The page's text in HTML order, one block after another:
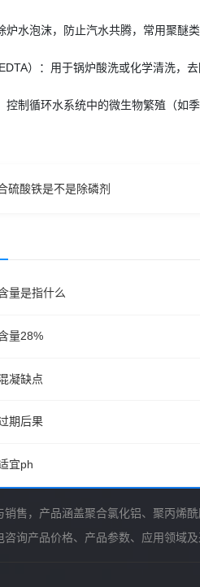
炉水泡沫，防止汽水共腾，常用聚醚类
）：用于锅炉酸洗或化学清洗，去
控制循环水系统中的微生物繁殖（如
硫酸铁是不是除磷剂
量是指什么
量28%
凝缺点
期后果
宜ph
售，产品涵盖聚合氯化铝、聚丙
询产品价格、产品参数、应用领域